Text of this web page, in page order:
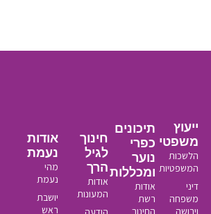
ייעוץ
משפטי
הלשכות
המשפטיות
דיני
משפחה
וירושה
תיכונים
כפרי
נוער
ומכללות
אודות
רשת
החינוך
חינוך
לגיל
הרך
אודות
המעונות
אודות
נעמת
מהי
נעמת
יושבת
ראש